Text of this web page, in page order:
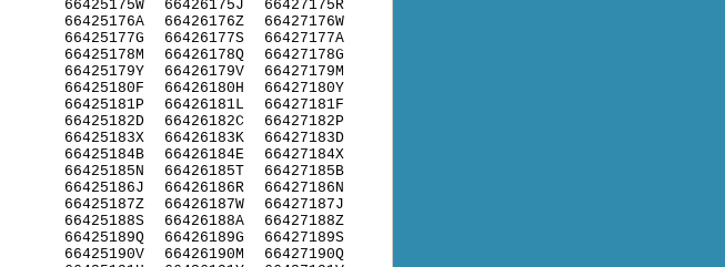
66425175W
66425176A
66425177G
66425178M
66425179Y
66425180F
66425181P
66425182D
66425183X
66425184B
66425185N
66425186J
66425187Z
66425188S
66425189Q
66425190V
66426175J
66426176Z
66426177S
66426178Q
66426179V
66426180H
66426181L
66426182C
66426183K
66426184E
66426185T
66426186R
66426187W
66426188A
66426189G
66426190M
66427175R
66427176W
66427177A
66427178G
66427179M
66427180Y
66427181F
66427182P
66427183D
66427184X
66427185B
66427186N
66427187J
66427188Z
66427189S
66427190Q